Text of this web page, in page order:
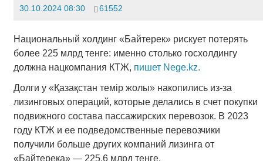
30.10.2024 08:30 61552
Национальный холдинг «Байтерек» рискует потерять
более 225 млрд тенге: именно столько госхолдингу
должна нацкомпания КТЖ, пишет Nege.kz.
Долги у «Қазақстан темір жолы» накопились из-за
лизинговых операций, которые делались в счет покупки
подвижного состава пассажирских перевозок. В 2023
году КТЖ и ее подведомственные перевозчики
получили больше других компаний лизинга от
«Байтерека» — 225,6 млрд тенге.